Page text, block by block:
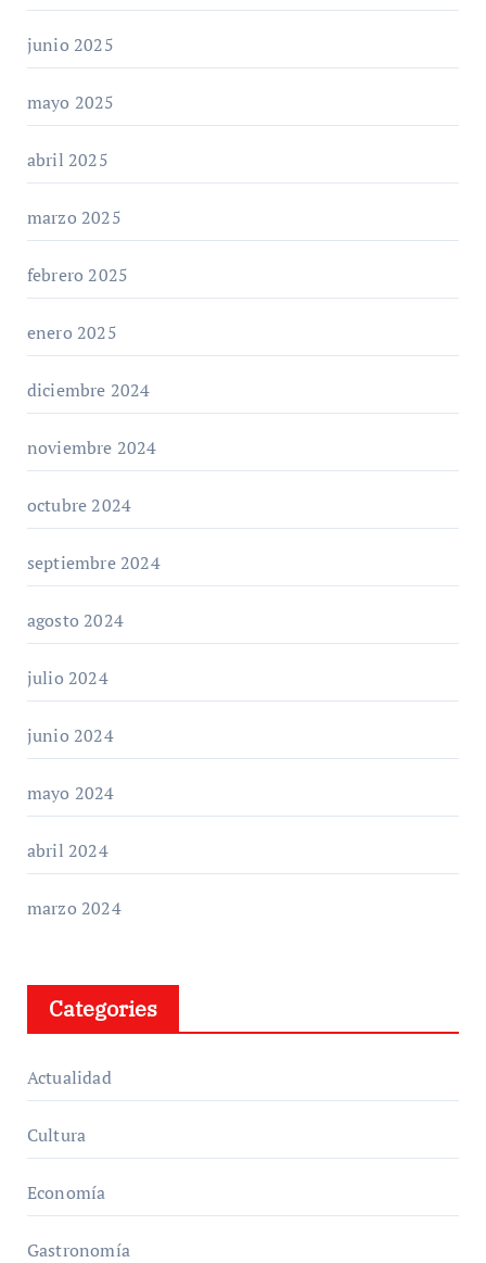
junio 2025
mayo 2025
abril 2025
marzo 2025
febrero 2025
enero 2025
diciembre 2024
noviembre 2024
octubre 2024
septiembre 2024
agosto 2024
julio 2024
junio 2024
mayo 2024
abril 2024
marzo 2024
Categories
Actualidad
Cultura
Economía
Gastronomía